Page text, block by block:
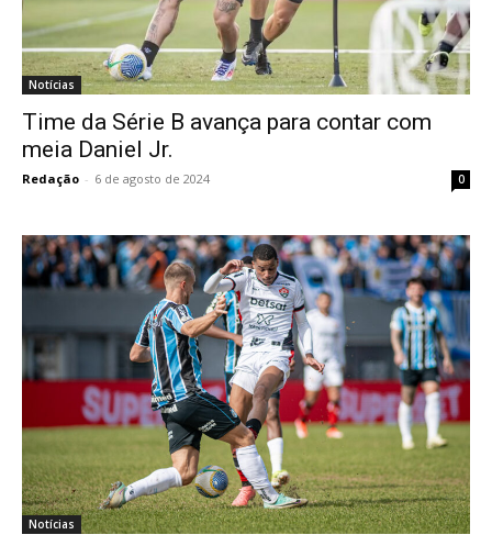
Notícias
Time da Série B avança para contar com
meia Daniel Jr.
Redação - 6 de agosto de 2024 0
Notícias